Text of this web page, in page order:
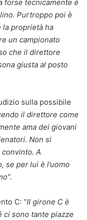
forse tecnicamente è
Purtroppo poi è
la proprietà ha
un campionato
che il direttore
giusta al posto
sulla possibile
il direttore come
ama dei giovani
Non si
A
se per lui è l’uomo
C: “Il girone C è
sono tante piazze